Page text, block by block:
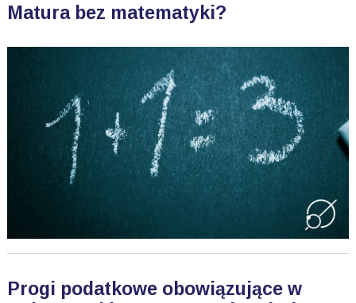
Matura bez matematyki?
Progi podatkowe obowiązujące w